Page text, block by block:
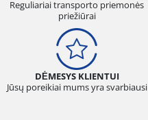
Reguliariai transporto priemonės
priežiūrai
DĖMESYS KLIENTUI
Jūsų poreikiai mums yra svarbiausi